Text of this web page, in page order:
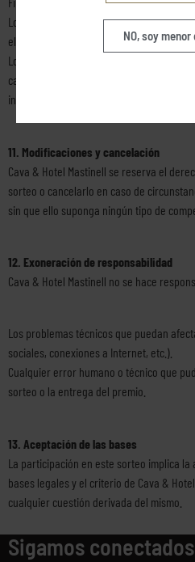
Los datos no serán cedidos a terceros ni
el consentimiento del participante.
Los participantes pueden ejercer sus
cancelación y oposición, enviando un
info@shop.mastinell.com.
11. Modificaciones y cancelación
Cava & Hotel Mastinell se reserva el
sorteo o cancelarlo en caso de
sin que ello suponga ningún tipo de
12. Exoneración de responsabilidad
Cava & Hotel Mastinell no se hace
Los problemas técnicos que puedan
sociales, conexiones a Internet, etc.).
Cualquier error humano o técnico que
sorteo o la entrega del premio.
13. Aceptación de las bases
La participación en este sorteo implica
bases legales y el criterio de Cava &
cualquier cuestión derivada del mismo.
Sigamos conectados
NO, soy menor